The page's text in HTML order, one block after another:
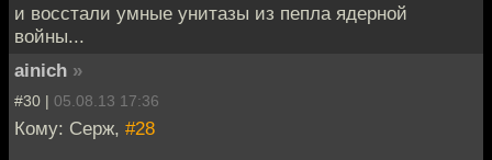
и восстали умные унитазы из пепла ядерной
войны...
ainich »
#30 | 05.08.13 17:36
Кому: Серж, #28